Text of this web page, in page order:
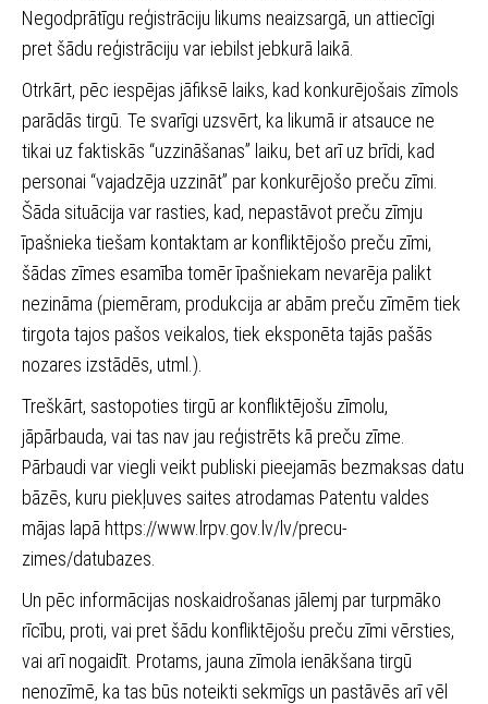
Negodprātīgu reģistrāciju likums neaizsargā, un attiecīgi
pret šādu reģistrāciju var iebilst jebkurā laikā.
Otrkārt, pēc iespējas jāfiksē laiks, kad konkurējošais zīmols
parādās tirgū. Te svarīgi uzsvērt, ka likumā ir atsauce ne
tikai uz faktiskās “uzzināšanas” laiku, bet arī uz brīdi, kad
personai “vajadzēja uzzināt” par konkurējošo preču zīmi.
Šāda situācija var rasties, kad, nepastāvot preču zīmju
īpašnieka tiešam kontaktam ar konfliktējošo preču zīmi,
šādas zīmes esamība tomēr īpašniekam nevarēja palikt
nezināma (piemēram, produkcija ar abām preču zīmēm tiek
tirgota tajos pašos veikalos, tiek eksponēta tajās pašās
nozares izstādēs, utml.).
Treškārt, sastopoties tirgū ar konfliktējošu zīmolu,
jāpārbauda, vai tas nav jau reģistrēts kā preču zīme.
Pārbaudi var viegli veikt publiski pieejamās bezmaksas datu
bāzēs, kuru piekļuves saites atrodamas Patentu valdes
mājas lapā https://www.lrpv.gov.lv/lv/precu-
zimes/datubazes
Un pēc informācijas noskaidrošanas jālemj par turpmāko
rīcību, proti, vai pret šādu konfliktējošu preču zīmi vērsties,
vai arī nogaidīt. Protams, jauna zīmola ienākšana tirgū
nenozīmē, ka tas būs noteikti sekmīgs un pastāvēs arī vēl